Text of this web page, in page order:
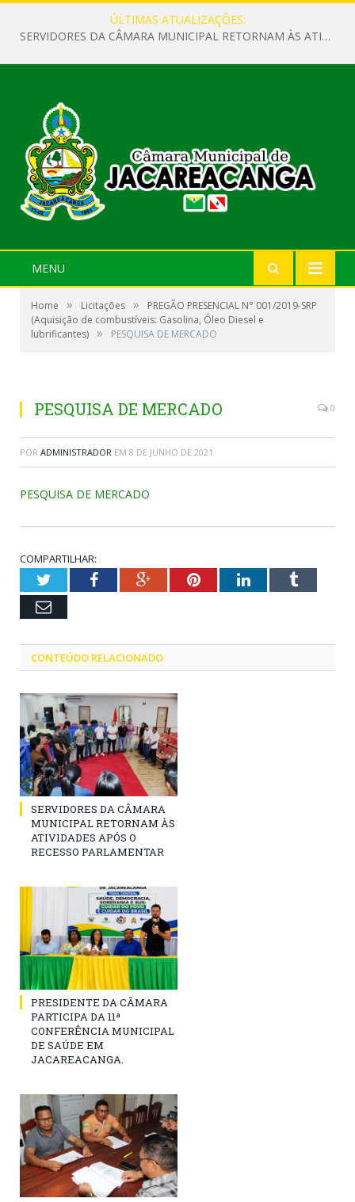
ÚLTIMAS ATUALIZAÇÕES:
SERVIDORES DA CÂMARA MUNICIPAL RETORNAM ÀS ATIVIDADES APÓS O RECESSO PARLAMENTAR
MENU
Home » Licitações »
PREGÃO PRESENCIAL N° 001/2019-SRP
(Aquisição de combustíveis: Gasolina, Óleo Diesel e
lubrificantes) » PESQUISA DE MERCADO
PESQUISA DE MERCADO 0
POR ADMINISTRADOR EM 8 DE JUNHO DE 2021
PESQUISA DE MERCADO
COMPARTILHAR:
TwitterFacebookGoogle+PinterestLinkedInTumblr
Email
CONTEÚDO RELACIONADO
SERVIDORES DA CÂMARA
MUNICIPAL RETORNAM ÀS
ATIVIDADES APÓS O
RECESSO PARLAMENTAR
PRESIDENTE DA CÂMARA
PARTICIPA DA 11ª
CONFERÊNCIA MUNICIPAL
DE SAÚDE EM
JACAREACANGA.